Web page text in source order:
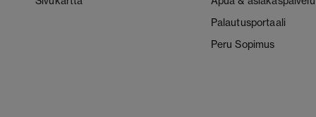
Palautusportaali
Peru Sopimus